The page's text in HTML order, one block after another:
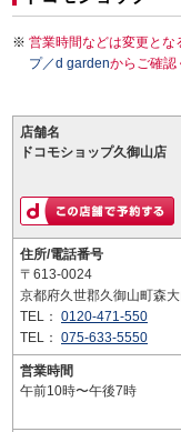
営業時間などは変更とな
プ／d gardenからご確認
店舗名
ドコモショップ久御山店
住所/電話番号
〒613-0024
京都府久世郡久御山町森
TEL： 0120-471-550
TEL： 075-633-5550
営業時間
午前10時〜午後7時